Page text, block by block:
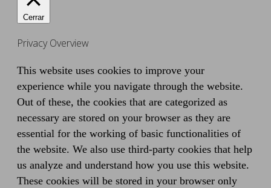
Cerrar
Privacy Overview
This website uses cookies to improve your
experience while you navigate through the website.
Out of these, the cookies that are categorized as
necessary are stored on your browser as they are
essential for the working of basic functionalities of
the website. We also use third-party cookies that help
us analyze and understand how you use this website.
These cookies will be stored in your browser only